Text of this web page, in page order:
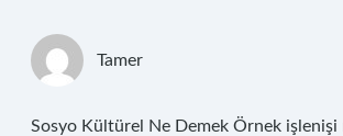
Tamer
Sosyo Kültürel Ne Demek Örnek işlenişi